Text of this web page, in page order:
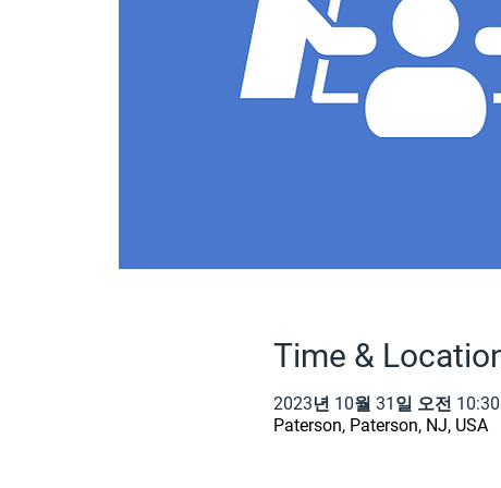
Time &
2023년 10월 31일 오전
Paterson, Paterson, NJ, USA